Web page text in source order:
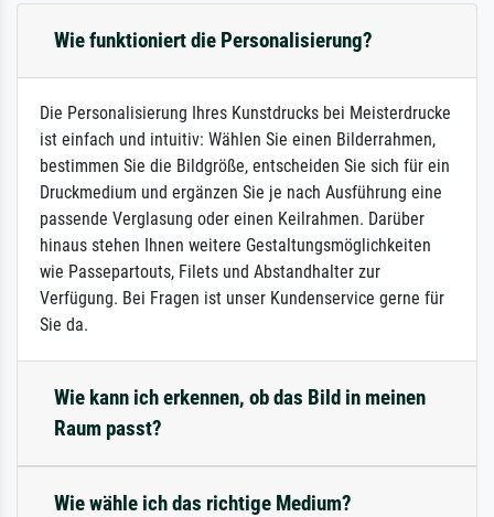
Wie funktioniert die Personalisierung?
Die Personalisierung Ihres Kunstdrucks bei Meisterdrucke
ist einfach und intuitiv: Wählen Sie einen Bilderrahmen,
bestimmen Sie die Bildgröße, entscheiden Sie sich für ein
Druckmedium und ergänzen Sie je nach Ausführung eine
passende Verglasung oder einen Keilrahmen. Darüber
hinaus stehen Ihnen weitere Gestaltungsmöglichkeiten
wie Passepartouts, Filets und Abstandhalter zur
Verfügung. Bei Fragen ist unser Kundenservice gerne für
Sie da.
Wie kann ich erkennen, ob das Bild in meinen
Raum passt?
Wie wähle ich das richtige Medium?